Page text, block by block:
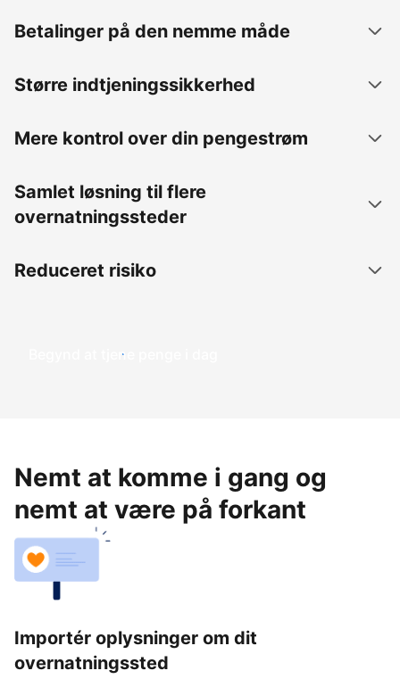
Betalinger på den nemme måde
Større indtjeningssikkerhed
Mere kontrol over din pengestrøm
Samlet løsning til flere
overnatningssteder
Reduceret risiko
Begynd at tjene penge i dag
Nemt at komme i gang og
nemt at være på forkant
Importér oplysninger om dit
overnatningssted